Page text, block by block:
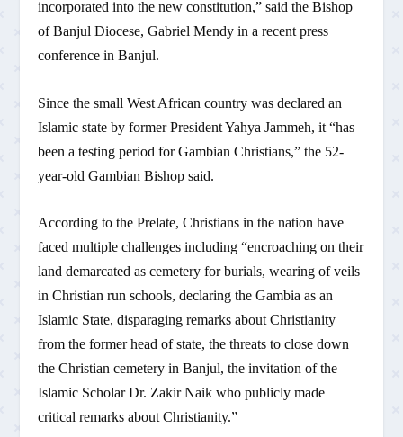
incorporated into the new constitution,” said the Bishop
of Banjul Diocese, Gabriel Mendy in a recent press
conference in Banjul.
Since the small West African country was declared an
Islamic state by former President Yahya Jammeh, it “has
been a testing period for Gambian Christians,” the 52-
year-old Gambian Bishop said.
According to the Prelate, Christians in the nation have
faced multiple challenges including “encroaching on their
land demarcated as cemetery for burials, wearing of veils
in Christian run schools, declaring the Gambia as an
Islamic State, disparaging remarks about Christianity
from the former head of state, the threats to close down
the Christian cemetery in Banjul, the invitation of the
Islamic Scholar Dr. Zakir Naik who publicly made
critical remarks about Christianity.”